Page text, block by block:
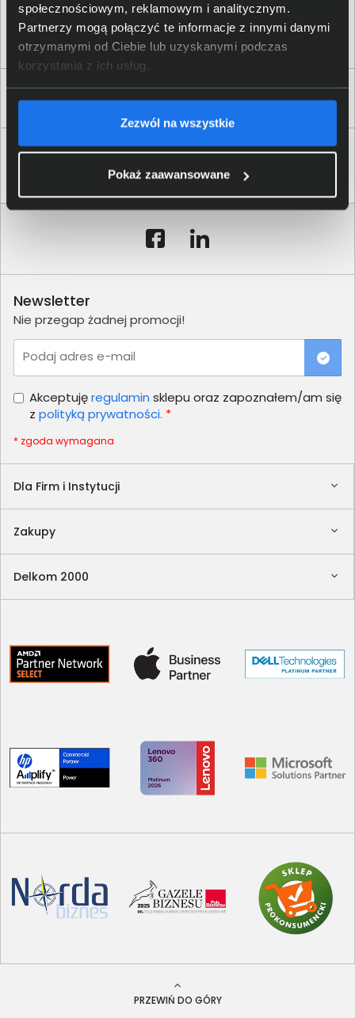
społecznościowym, reklamowym i analitycznym.
Partnerzy mogą połączyć te informacje z innymi danymi
otrzymanymi od Ciebie lub uzyskanymi podczas
korzystania z ich usług.
Zezwól na wszystkie
Pokaż zaawansowane
Zaufali nam
Dla Firm i Instytucji
Zakupy
Delkom 2000
Newsletter
Nie przegap żadnej promocji!
Podaj adres e-mail
Akceptujęregulamin sklepu oraz zapoznałem/am się
z polityką prywatności. *
* zgoda wymagana
PRZEWIŃ DO GÓRY